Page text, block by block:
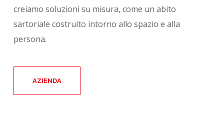
creiamo soluzioni su misura, come un abito
sartoriale costruito intorno allo spazio e alla
persona.
AZIENDA